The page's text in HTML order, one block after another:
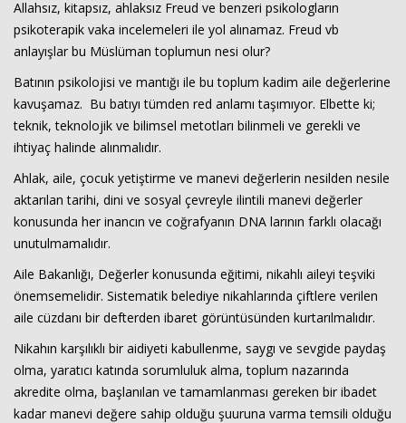
Allahsız, kitapsız, ahlaksız Freud ve benzeri psikologların
psikoterapik vaka incelemeleri ile yol alınamaz. Freud vb
anlayışlar bu Müslüman toplumun nesi olur?
Batının psikolojisi ve mantığı ile bu toplum kadim aile değerlerine
kavuşamaz. Bu batıyı tümden red anlamı taşımıyor. Elbette ki;
teknik, teknolojik ve bilimsel metotları bilinmeli ve gerekli ve
ihtiyaç halinde alınmalıdır.
Ahlak, aile, çocuk yetiştirme ve manevi değerlerin nesilden nesile
aktarılan tarihi, dini ve sosyal çevreyle ilintili manevi değerler
konusunda her inancın ve coğrafyanın DNA larının farklı olacağı
unutulmamalıdır.
Aile Bakanlığı, Değerler konusunda eğitimi, nikahlı aileyi teşviki
önemsemelidir. Sistematik belediye nikahlarında çiftlere verilen
aile cüzdanı bir defterden ibaret görüntüsünden kurtarılmalıdır.
Nikahın karşılıklı bir aidiyeti kabullenme, saygı ve sevgide paydaş
olma, yaratıcı katında sorumluluk alma, toplum nazarında
akredite olma, başlanılan ve tamamlanması gereken bir ibadet
kadar manevi değere sahip olduğu şuuruna varma temsili olduğu